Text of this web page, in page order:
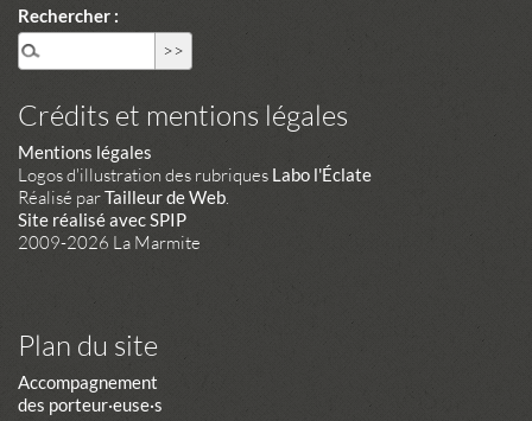
Rechercher :
Crédits et mentions légales
Mentions légales
Logos d'illustration des rubriques Labo l'Éclate
Réalisé parTailleur de Web.
Site réalisé avec SPIP
2009-2026 La Marmite
Plan du site
Accompagnement
des porteur·euse·s